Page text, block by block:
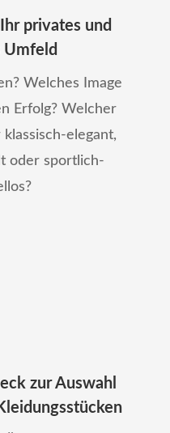
privates und
Umfeld
Welches Image
Erfolg? Welcher
elegant,
oder sportlich-
zur Auswahl